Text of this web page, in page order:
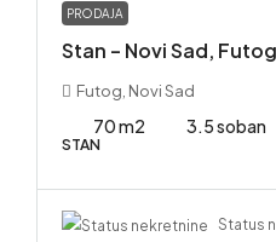
PRODAJA
Stan – Novi Sad,
Futog, Novi Sad
70 m2 3.5 soban
STAN
Status